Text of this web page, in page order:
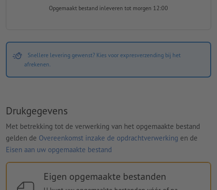
Opgemaakt bestand inleveren tot morgen 12:00
Snellere levering gewenst? Kies voor expresverzending bij het
afrekenen.
Drukgegevens
Met betrekking tot de verwerking van het opgemaakte bestand
gelden de Overeenkomst inzake de opdrachtverwerking en de
Eisen aan uw opgemaakte bestand
Eigen opgemaakte bestanden